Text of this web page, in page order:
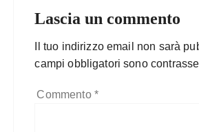
Lascia un commento
Il tuo indirizzo email non sarà
campi obbligatori sono
Commento *